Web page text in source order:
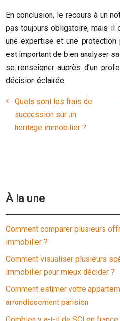
En conclusion, le recours à un
pas toujours obligatoire, mais il
une expertise et une protection
est important de bien analyser
se renseigner auprès d’un
décision éclairée.
Quels sont les frais de
succession sur un
héritage immobilier ?
À la une
Comment comparer plusieurs
immobilier ?
Comment visualiser plusieurs
immobilier pour mieux décider ?
Comment estimer votre
arrondissement parisien